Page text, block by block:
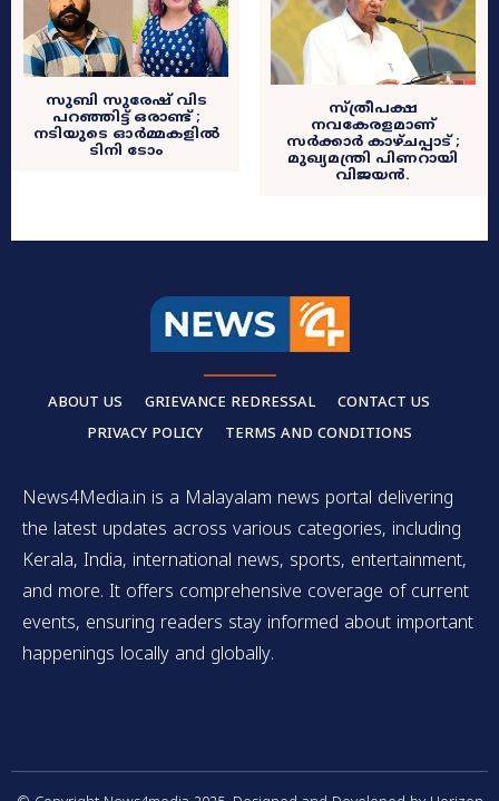
സുബി സുരേഷ് വിട
പറഞ്ഞിട്ട് ഒരാണ്ട് ;
നടിയുടെ ഓർമ്മകളിൽ
ടിനി ടോം
സ്ത്രീപക്ഷ
നവകേരളമാണ്
സർക്കാർ കാഴ്ചപ്പാട് ;
മുഖ്യമന്ത്രി പിണറായി
വിജയൻ.
ABOUT US GRIEVANCE REDRESSAL
CONTACT US
PRIVACY POLICY
TERMS AND CONDITIONS
News4Media.in is a Malayalam news portal delivering
the latest updates across various categories, including
Kerala, India, international news, sports, entertainment,
and more. It offers comprehensive coverage of current
events, ensuring readers stay informed about important
happenings locally and globally.